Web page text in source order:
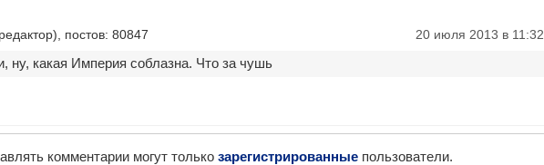
постов: 80847
20 июля 2013 в 11:32
ну, какая Империя соблазна. Что за чушь
комментарии могут только зарегистрированные пользователи.